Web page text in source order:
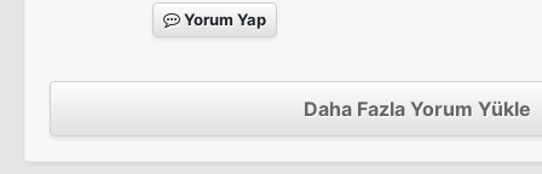
Sinema Filmi
Yorum Yap
Daha Fazla Yorum Yükle